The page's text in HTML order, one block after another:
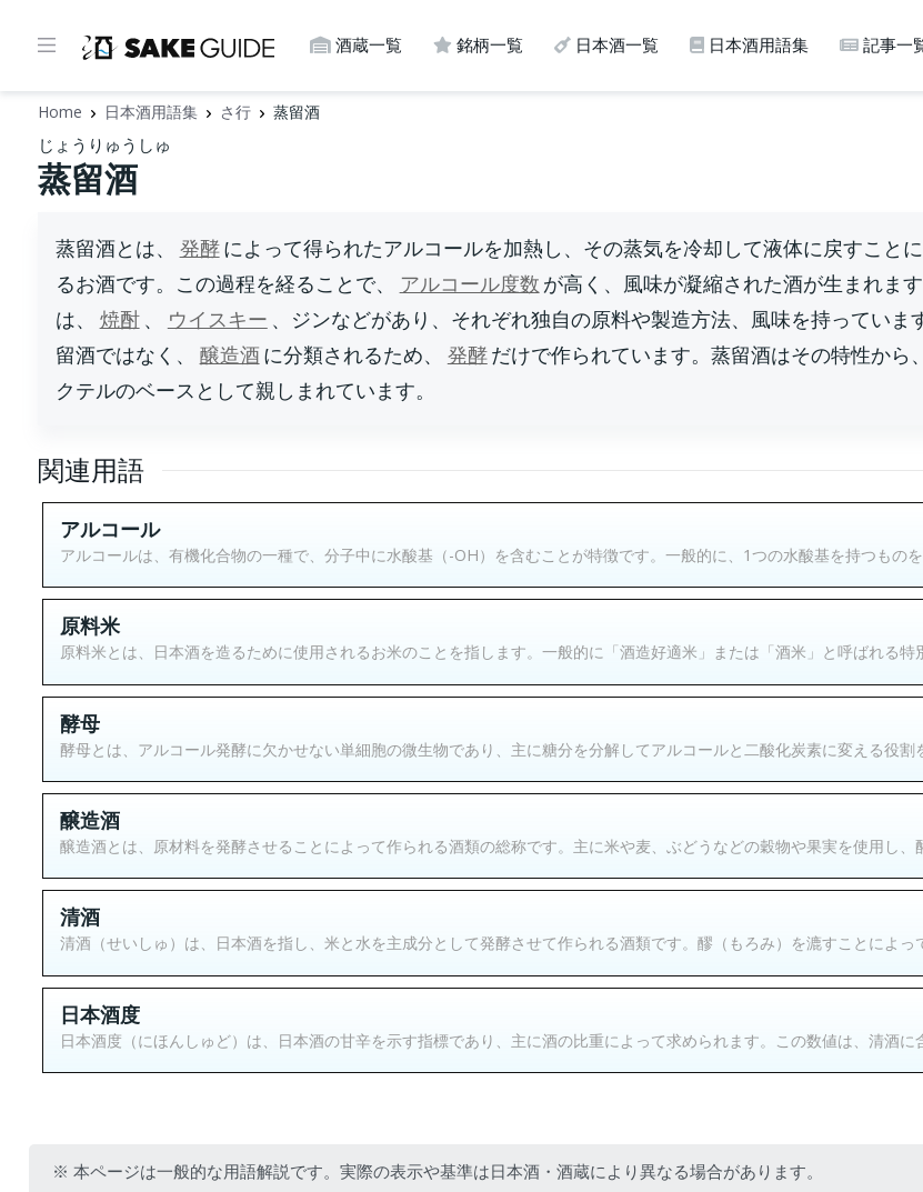
酒蔵一覧 銘柄一覧 日本酒一覧 日本酒用語集 記事一
Home 日本酒用語集 さ行 蒸留酒
じょうりゅうしゅ
蒸留酒
蒸留酒とは、 発酵によって得られたアルコールを加熱し、その蒸気を冷却して液体に戻すこと
るお酒です。この過程を経ることで、
アルコール度数 が高く、風味が凝縮された酒が生まれま
は、
焼酎 、 ウイスキー 、ジンなどがあり、それぞれ独自の原料や製造方法、風味を持っていま
留酒ではなく、
醸造酒 に分類されるため、 発酵だけで作られています。蒸留酒はその特性から、
クテルのベースとして親しまれています。
関連用語
アルコール
アルコールは、有機化合物の一種で、分子中に水酸基（-OH）を含むことが特徴です。一般的に、1つの水酸基を持つもの
原料米
原料米とは、日本酒を造るために使用されるお米のことを指します。一般的に「酒造好適米」または「酒米」と呼ばれる特
酵母
酵母とは、アルコール発酵に欠かせない単細胞の微生物であり、主に糖分を分解してアルコールと二酸化炭素に変える役割
醸造酒
醸造酒とは、原材料を発酵させることによって作られる酒類の総称です。主に米や麦、ぶどうなどの穀物や果実を使用し、
清酒
清酒（せいしゅ）は、日本酒を指し、米と水を主成分として発酵させて作られる酒類です。醪（もろみ）を漉すことによっ
日本酒度
日本酒度（にほんしゅど）は、日本酒の甘辛を示す指標であり、主に酒の比重によって求められます。この数値は、清酒に
※ 本ページは一般的な用語解説です。実際の表示や基準は日本酒・酒蔵により異なる場合があります。